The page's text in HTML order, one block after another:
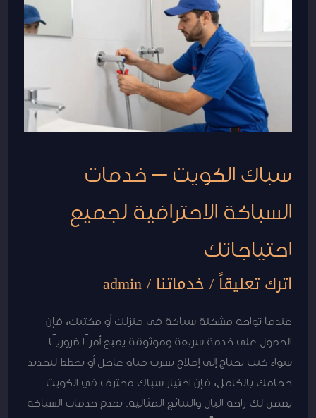
سباك الكويت – خدمات
السباكة الاحترافية لجميع
احتياجاتك
اترك تعليقاً/خدماتنا /
admin
عندما تواجه مشكلة سباكة في منزلك أو مكتبك، فإن
الحصول على خدمة سريعة وموثوقة يصبح أمرًا ضروريًا.
سواء كنت تحتاج إلى إصلاح تسرب مياه عاجل أو تخطط لتجديد
حمامك بالكامل، فإن اختيار سباك محترف في الكويت
يضمن لك راحة البال والنتائج المثالية. تقدم خدمات السباكة
–
خدمات
الاحترافية
لجميع
احتياجاتك